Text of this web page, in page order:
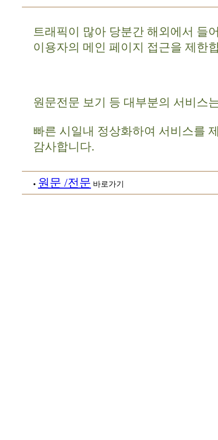
트래픽이 많아 당분간 해외에서 들
이용자의 메인 페이지 접근을 제한
원문전문 보기 등 대부분의 서비스
빠른 시일내 정상화하여 서비스를
감사합니다.
• 원문 /전문 바로가기